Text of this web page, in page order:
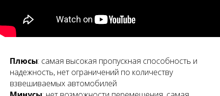
Плюсы: самая высокая пропускная способность и
надежность, нет ограничений по количеству
взвешиваемых автомобилей